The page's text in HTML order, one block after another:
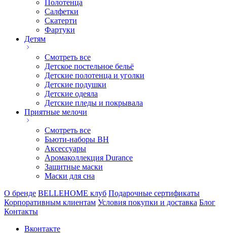
Полотенца
Салфетки
Скатерти
Фартуки
Детям
Смотреть все
Детское постельное бельё
Детские полотенца и уголки
Детские подушки
Детские одеяла
Детские пледы и покрывала
Приятные мелочи
Смотреть все
Бьюти-наборы ВН
Аксессуары
Аромаколлекция Durance
Защитные маски
Маски для сна
О бренде BELLEHOME клуб Подарочные сертификаты
Корпоративным клиентам Условия покупки и доставка Блог
Контакты
Вконтакте